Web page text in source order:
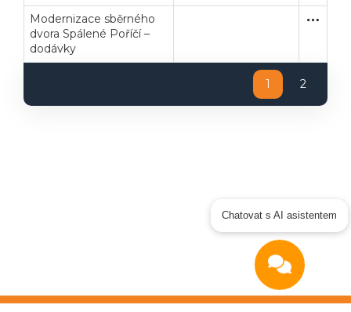
Modernizace sběrného
dvora Spálené Poříčí –
dodávky
1 2
Chatovat s AI asistentem